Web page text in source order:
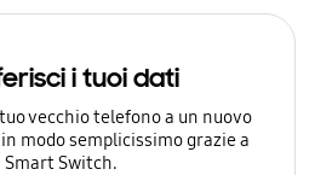
i tuoi dati
vecchio telefono a un nuovo
modo semplicissimo grazie a
Smart Switch.